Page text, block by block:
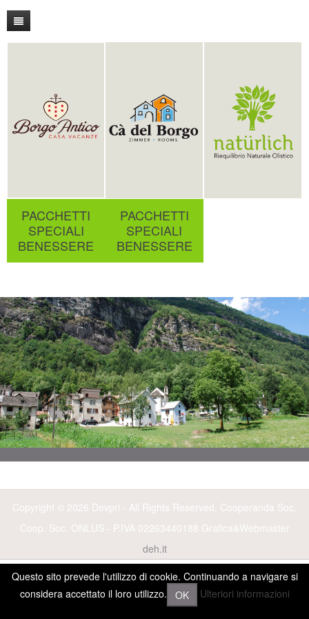
PACCHETTI
SPECIALI
BENESSERE
PACCHETTI
SPECIALI
BENESSERE
Copyright © 2026 Devpri - All Rights Reserved. Cooperanda Soc.
Coop. Soc. ONLUS - P.IVA 02263440188 Grafica&Webmaster
deh.it
Questo sito prevede l'utilizzo di cookie. Continuando a navigare si
considera accettato il loro utilizzo.
OK Ulteriori informazioni